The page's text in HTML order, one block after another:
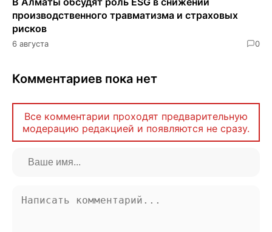
производственного травматизма и страховых
рисков
6 августа 0
Комментариев пока нет
Все комментарии проходят предварительную
модерацию редакцией и появляются не сразу.